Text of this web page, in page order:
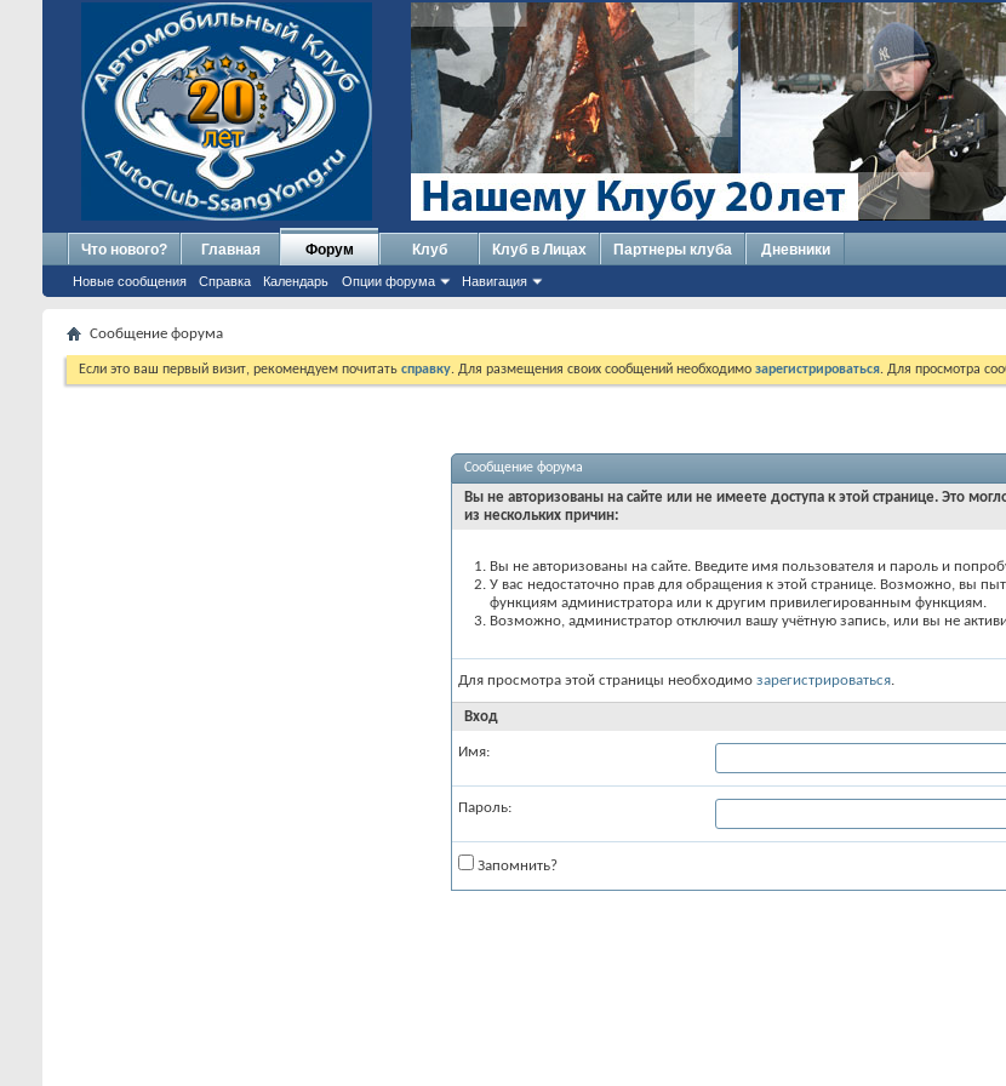
Что нового? Главная Форум
Новые сообщения Справка Календарь Опции форума Навигация
Клуб Клуб в Лицах Партнеры клуба Дневники
Сообщение форума
Если это ваш первый визит, рекомендуем почитать справку. Для размещения своих сообщений необходимо зарегистрироваться. Для просмотра
Сообщение форума
Вы не авторизованы на сайте или не имеете доступа к этой странице. Это
из нескольких причин:
Вы не авторизованы на сайте. Введите имя пользователя и пароль и
У вас недостаточно прав для обращения к этой странице. Возможно, вы
функциям администратора или к другим привилегированным функциям.
Возможно, администратор отключил вашу учётную запись, или вы не
Для просмотра этой страницы необходимо зарегистрироваться.
Вход
Имя:
Пароль:
Запомнить?